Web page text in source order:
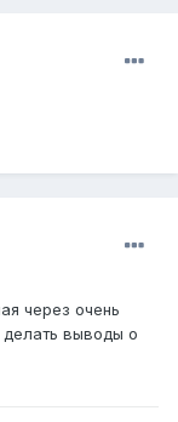
через очень
выводы о